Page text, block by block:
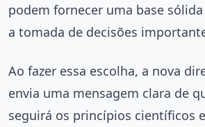
podem fornecer uma base
a tomada de decisões
Ao fazer essa escolha, a nova
envia uma mensagem clara de
seguirá os princípios científicos